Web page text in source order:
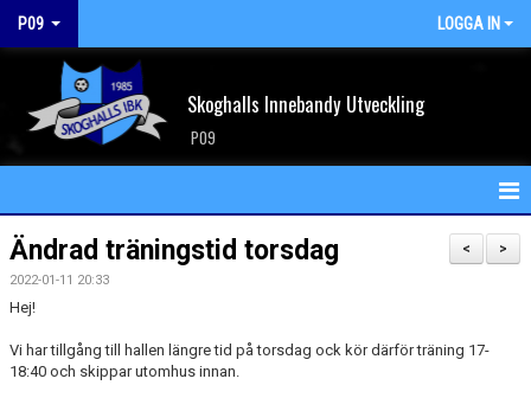
P09 LOGGA IN
Skoghalls Innebandy Utveckling
P09
HEM
NYHETER
KALENDER
>
<
Ändrad träningstid torsdag
2022-01-11 20:33
Hej!
Vi har tillgång till hallen längre tid på torsdag ock kör därför träning 17-
18:40 och skippar utomhus innan.